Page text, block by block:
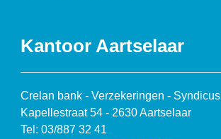
Kantoor Aartselaar
Crelan bank - Verzekeringen - Syndicus
Kapellestraat 54 - 2630 Aartselaar
Tel: 03/887 32 41